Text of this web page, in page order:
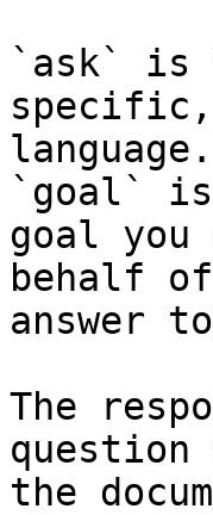
`ask` is
language.
`goal` is
goal
behalf
answer
The
question
the